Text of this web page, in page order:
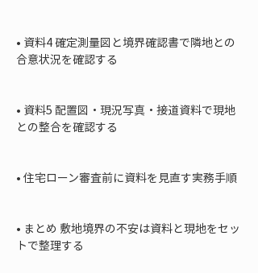
• 資料4 確定測量図と境界確認書で隣地との
合意状況を確認する
• 資料5 配置図・現況写真・接道資料で現地
との整合を確認する
• 住宅ローン審査前に資料を見直す実務手順
• まとめ 敷地境界の不安は資料と現地をセッ
トで整理する